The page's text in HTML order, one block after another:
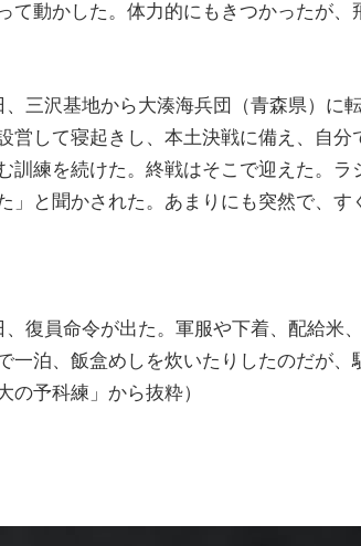
て動かした。体力的にもきつかったが、
三沢基地から大湊海兵団（青森県）に
営して寝起きし、本土決戦に備え、自
訓練を続けた。終戦はそこで迎えた。
」と聞かされた。あまりにも突然で、
復員命令が出た。軍服や下着、配給米
一泊、飯盒めしを炊いたりしたのだが
の予科練」から抜粋）